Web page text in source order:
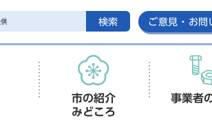
検索 ご意見・お問
市の紹介
みどころ
事業者